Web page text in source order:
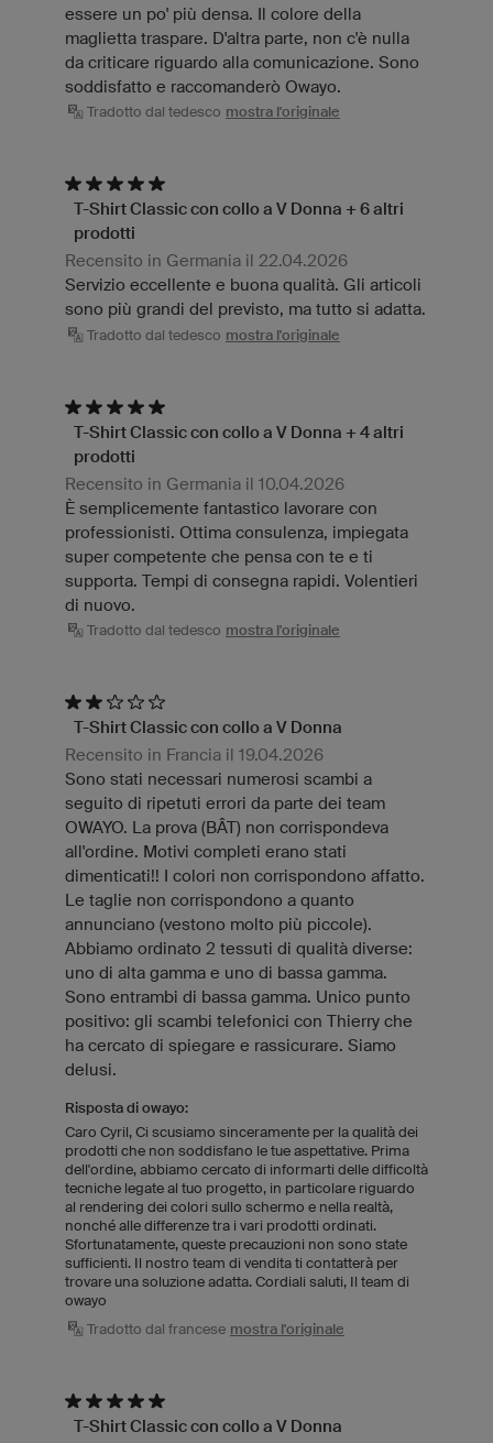
essere un po' più densa. Il colore della
maglietta traspare. D'altra parte, non c'è nulla
da criticare riguardo alla comunicazione. Sono
soddisfatto e raccomanderò Owayo.
Tradotto dal tedesco mostra l'originale
T-Shirt Classic con collo a V Donna + 6 altri
prodotti
Recensito in Germania il 22.04.2026
Servizio eccellente e buona qualità. Gli articoli
sono più grandi del previsto, ma tutto si adatta.
Tradotto dal tedesco mostra l'originale
T-Shirt Classic con collo a V Donna + 4 altri
prodotti
Recensito in Germania il 10.04.2026
È semplicemente fantastico lavorare con
professionisti. Ottima consulenza, impiegata
super competente che pensa con te e ti
supporta. Tempi di consegna rapidi. Volentieri
di nuovo.
Tradotto dal tedesco mostra l'originale
T-Shirt Classic con collo a V Donna
Recensito in Francia il 19.04.2026
Sono stati necessari numerosi scambi a
seguito di ripetuti errori da parte dei team
OWAYO. La prova (BÂT) non corrispondeva
all'ordine. Motivi completi erano stati
dimenticati!! I colori non corrispondono affatto.
Le taglie non corrispondono a quanto
annunciano (vestono molto più piccole).
Abbiamo ordinato 2 tessuti di qualità diverse:
uno di alta gamma e uno di bassa gamma.
Sono entrambi di bassa gamma. Unico punto
positivo: gli scambi telefonici con Thierry che
ha cercato di spiegare e rassicurare. Siamo
delusi.
Risposta di owayo:
Caro Cyril, Ci scusiamo sinceramente per la qualità dei
prodotti che non soddisfano le tue aspettative. Prima
dell'ordine, abbiamo cercato di informarti delle difficoltà
tecniche legate al tuo progetto, in particolare riguardo
al rendering dei colori sullo schermo e nella realtà,
nonché alle differenze tra i vari prodotti ordinati.
Sfortunatamente, queste precauzioni non sono state
sufficienti. Il nostro team di vendita ti contatterà per
trovare una soluzione adatta. Cordiali saluti, Il team di
owayo
Tradotto dal francese mostra l'originale
T-Shirt Classic con collo a V Donna